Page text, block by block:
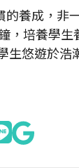
養成，非一
，培養學
生悠遊於浩